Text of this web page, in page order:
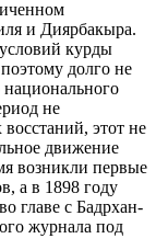
и Диярбакыра.
курды
долго не
национального
не
этот не
движение
возникли первые
а в 1898 году
главе с Бадрхан-
журнала под